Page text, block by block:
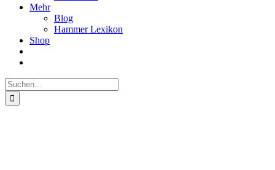
Mehr
Blog
Hammer Lexikon
Shop
Suche
nach: